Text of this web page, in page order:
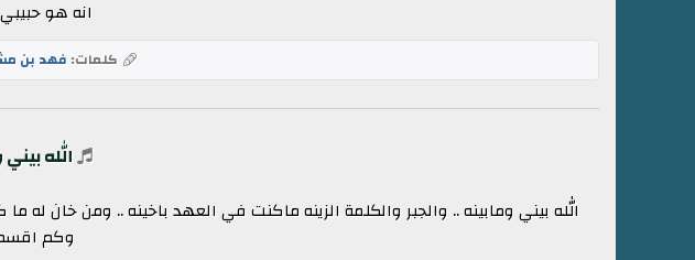
انه هو
كلمات: فهد بن
الله
الله بيني ومابينه .. والجبر والكلمة الزينه ماكنت في العهد باخينه ..‏ ومن خان
وكم